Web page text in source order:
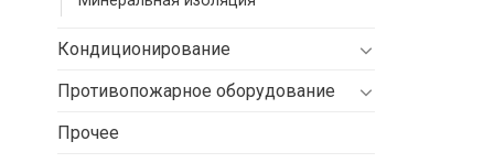
Кондиционирование
Противопожарное оборудование
Прочее